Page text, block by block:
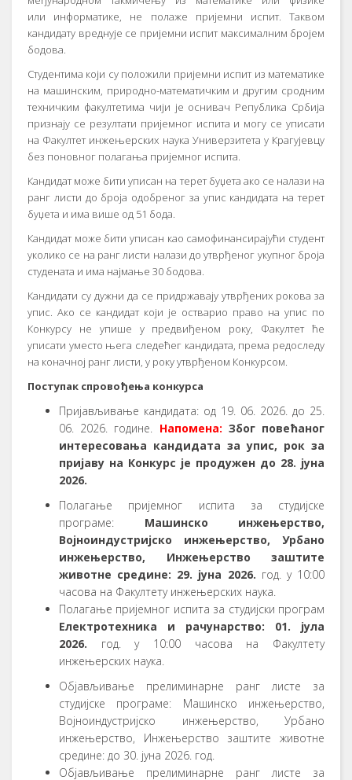
или информатике, не полаже пријемни испит. Таквом
кандидату вреднује се пријемни испит максималним бројем
бодова.
Студентима који су положили пријемни испит из математике
на машинским, природно-математичким и другим сродним
техничким факултетима чији је оснивач Република Србија
признају се резултати пријемног испита и могу се уписати
на Факултет инжењерских наука Универзитета у Крагујевцу
без поновног полагања пријемног испита.
Кандидат може бити уписан на терет буџета ако се налази на
ранг листи до броја одобреног за упис кандидата на терет
буџета и има више од 51 бода.
Кандидат може бити уписан као самофинансирајући студент
уколико се на ранг листи налази до утврђеног укупног броја
студената и има најмање 30 бодова.
Кандидати су дужни да се придржавају утврђених рокова за
упис. Ако се кандидат који је остварио право на упис по
Конкурсу не упише у предвиђеном року, Факултет ће
уписати уместо њега следећег кандидата, према редоследу
на коначној ранг листи, у року утврђеном Конкурсом.
Поступак спровођења конкурса
Пријављивање кандидата: од 19. 06. 2026. до 25.
06. 2026. године. Напомена: Због повећаног
интересовања кандидата за упис, рок за
пријаву на Конкурс је продужен до 28. јуна
2026.
Полагање пријемног испита за студијске
програме: Машинско инжењерство,
Војноиндустријско инжењерство, Урбано
инжењерство, Инжењерство заштите
животне средине: 29. јуна 2026. год. у 10:00
часова на Факултету инжењерских наука.
Полагање пријемног испита за студијски програм
Електротехника и рачунарство: 01. јула
2026. год. у 10:00 часова на Факултету
инжењерских наука.
Објављивање прелиминарне ранг листе за
студијске програме: Машинско инжењерство,
Војноиндустријско инжењерство, Урбано
инжењерство, Инжењерство заштите животне
средине: до 30. јуна 2026. год.
Објављивање прелиминарне ранг листе за